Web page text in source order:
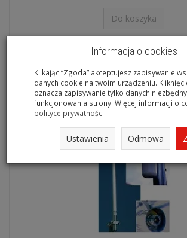
Do koszyka
Informacja o cookies
Klikając “Zgoda” akceptujesz zapisywanie
danych cookie na twoim urządzeniu.
oznacza zapisywanie tylko danych
funkcjonowania strony. Więcej informacji o
polityce prywatności.
Ustawienia Odmowa